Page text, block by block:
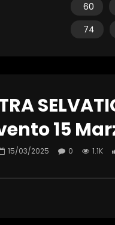
60
74
15
15/03/2025 0 1.1K